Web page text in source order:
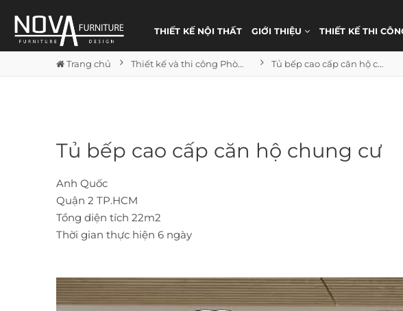
THIẾT KẾ NỘI THẤT GIỚI THIỆU THIẾT KẾ THI
Trang chủ Thiết kế và thi công Phòng bếp Tủ bếp Tủ bếp cao cấp căn hộ chung cư
Tủ bếp cao cấp căn hộ chung cư
Anh Quốc
Quận 2 TP.HCM
Tổng diện tích 22m2
Thời gian thực hiện 6 ngày